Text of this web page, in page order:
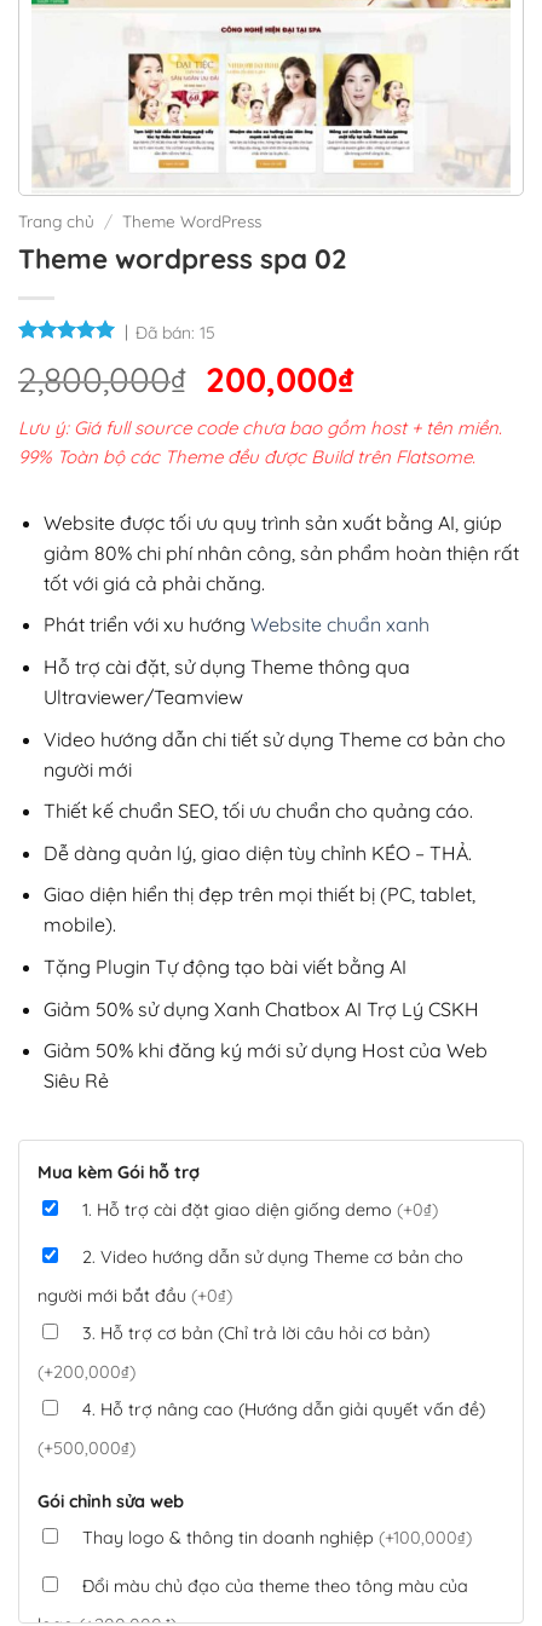
Trang chủ / Theme WordPress
Theme wordpress spa 02
Đã bán: 15
2,800,000₫ Giá
gốc
là:
2,800,000₫.
200,000₫Giá
hiện
tại
200,000₫.
Lưu ý: Giá full source code chưa bao gồm host + tên miền.
99% Toàn bộ các Theme đều được Build trên Flatsome.
Website được tối ưu quy trình sản xuất bằng AI, giúp
giảm 80% chi phí nhân công, sản phẩm hoàn thiện rất
tốt với giá cả phải chăng.
Phát triển với xu hướng Website chuẩn xanh
Hỗ trợ cài đặt, sử dụng Theme thông qua
Ultraviewer/Teamview
Video hướng dẫn chi tiết sử dụng Theme cơ bản cho
người mới
Thiết kế chuẩn SEO, tối ưu chuẩn cho quảng cáo.
Dễ dàng quản lý, giao diện tùy chỉnh KÉO – THẢ.
Giao diện hiển thị đẹp trên mọi thiết bị (PC, tablet,
mobile).
Tặng Plugin Tự động tạo bài viết bằng AI
Giảm 50% sử dụng Xanh Chatbox AI Trợ Lý CSKH
Giảm 50% khi đăng ký mới sử dụng Host của Web
Siêu Rẻ
Mua kèm Gói hỗ trợ
1. Hỗ trợ cài đặt giao diện giống demo (+0₫)
2. Video hướng dẫn sử dụng Theme cơ bản cho
người mới bắt đầu (+0₫)
3. Hỗ trợ cơ bản (Chỉ trả lời câu hỏi cơ bản)
(+200,000₫)
4. Hỗ trợ nâng cao (Hướng dẫn giải quyết vấn đề)
(+500,000₫)
Gói chỉnh sửa web
Thay logo & thông tin doanh nghiệp (+100,000₫)
Đổi màu chủ đạo của theme theo tông màu của